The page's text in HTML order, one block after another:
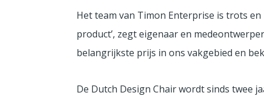
Het team van Timon Enterprise is trots
product’, zegt eigenaar en
belangrijkste prijs in ons vakgebied en
De Dutch Design Chair wordt sinds twee